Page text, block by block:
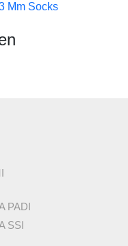
Mm Socks
PADI
SSI